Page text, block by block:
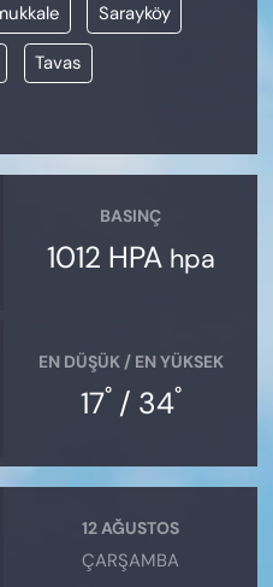
Sarayköy
Tavas
BASINÇ
1012 HPA hpa
EN DÜŞÜK / EN YÜKSEK
17°/ 34°
12 AĞUSTOS
ÇARŞAMBA